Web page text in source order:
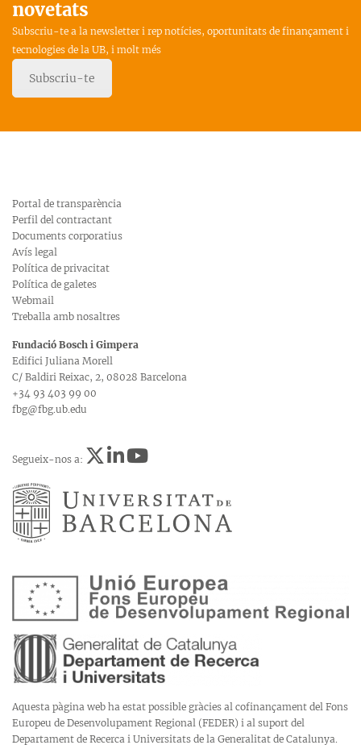
novetats
Subscriu-te a la newsletter i rep notícies, oportunitats de finançament i
tecnologies de la UB, i molt més
Subscriu-te
Portal de transparència
Perfil del contractant
Documents corporatius
Avís legal
Política de privacitat
Política de galetes
Webmail
Treballa amb nosaltres
Fundació Bosch i Gimpera
Edifici Juliana Morell
C/ Baldiri Reixac, 2, 08028 Barcelona
+34 93 403 99 00
fbg@fbg.ub.edu
Segueix-nos a:
Aquesta pàgina web ha estat possible gràcies al cofinançament del Fons
Europeu de Desenvolupament Regional (FEDER) i al suport del
Departament de Recerca i Universitats de la Generalitat de Catalunya.